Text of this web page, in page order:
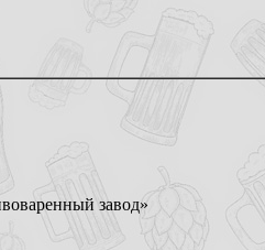
завод»